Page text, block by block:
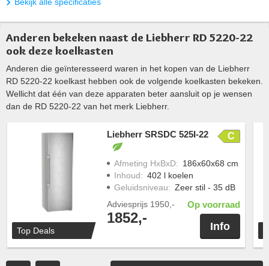
Bekijk alle specificaties
Anderen bekeken naast de Liebherr RD 5220-22
ook deze koelkasten
Anderen die geïnteresseerd waren in het kopen van de Liebherr
RD 5220-22 koelkast hebben ook de volgende koelkasten bekeken.
Wellicht dat één van deze apparaten beter aansluit op je wensen
dan de RD 5220-22 van het merk Liebherr.
Top Deals
Liebherr SRSDC 525I-22 C
Afmeting HxBxD: 186x60x68 cm
Inhoud: 402 l koelen
Geluidsniveau: Zeer stil - 35 dB
Adviesprijs 1950,-
1852,-
Op voorraad
Info